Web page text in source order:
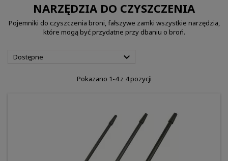
NARZĘDZIA DO CZYSZCZENIA
Pojemniki do czyszczenia broni, fałszywe zamki wszystkie narzędzia,
które mogą być przydatne przy dbaniu o broń.
Dostępne 
Pokazano 1-4 z 4 pozycji